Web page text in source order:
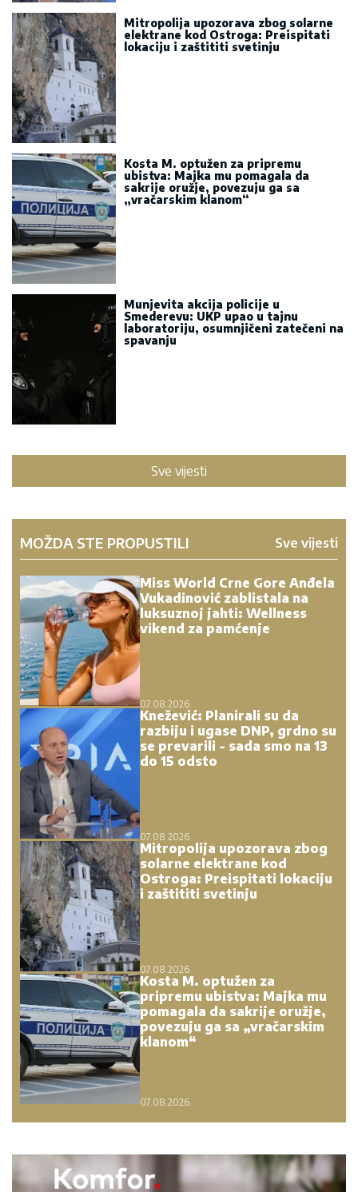
Mitropolija upozorava zbog solarne
elektrane kod Ostroga: Preispitati
lokaciju i zaštititi svetinju
Kosta M. optužen za pripremu
ubistva: Majka mu pomagala da
sakrije oružje, povezuju ga sa
„vračarskim klanom“
Munjevita akcija policije u
Smederevu: UKP upao u tajnu
laboratoriju, osumnjičeni zatečeni na
spavanju
Sve vijesti
MOŽDA STE PROPUSTILI Sve vijesti
Miss World Crne Gore Anđela
Vukadinović zablistala na
luksuznoj jahti: Wellness
vikend za pamćenje
07.08.2026.
Knežević: Planirali su da
razbiju i ugase DNP, grdno su
se prevarili - sada smo na 13
do 15 odsto
07.08.2026.
Mitropolija upozorava zbog
solarne elektrane kod
Ostroga: Preispitati lokaciju
i zaštititi svetinju
07.08.2026.
Kosta M. optužen za
pripremu ubistva: Majka mu
pomagala da sakrije oružje,
povezuju ga sa „vračarskim
klanom“
07.08.2026.